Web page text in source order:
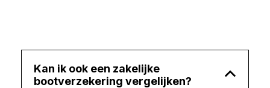
Kan ik ook een zakelijke
bootverzekering vergelijken?